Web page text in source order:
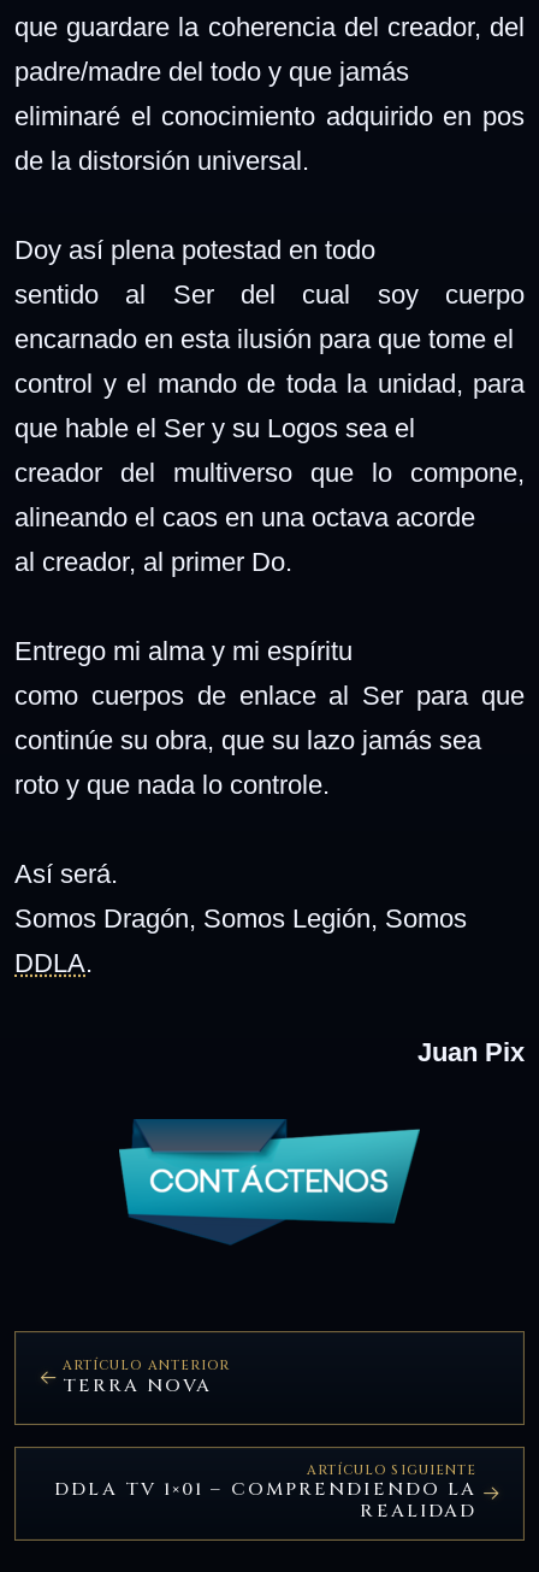
que guardare la coherencia del creador, del
padre/madre del todo y que jamás
eliminaré el conocimiento adquirido en pos
de la distorsión universal.
Doy así plena potestad en todo
sentido al Ser del cual soy cuerpo
encarnado en esta ilusión para que tome el
control y el mando de toda la unidad, para
que hable el Ser y su Logos sea el
creador del multiverso que lo compone,
alineando el caos en una octava acorde
al creador, al primer Do.
Entrego mi alma y mi espíritu
como cuerpos de enlace al Ser para que
continúe su obra, que su lazo jamás sea
roto y que nada lo controle.
Así será.
Somos Dragón, Somos Legión, Somos
DDLA.
Juan Pix
ARTÍCULO ANTERIOR
TERRA NOVA
ARTÍCULO SIGUIENTE
DDLA TV 1×01 – COMPRENDIENDO LA
REALIDAD